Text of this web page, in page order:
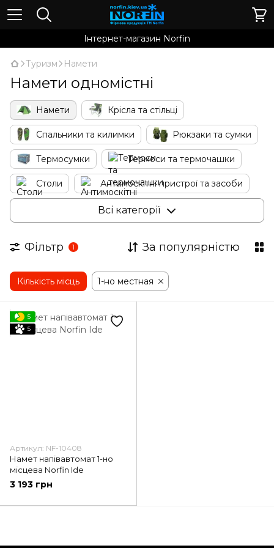
Інтернет-магазин Norfin
Туризм Намети
Намети одномістні
Намети Крісла та стільці
Спальники та килимки Рюкзаки та сумки
Термосумки Термоси та термочашки
Столи Антимоскітні пристрої та засоби
Розкладачки та ліжка
Набори для пікніка Аксесуари
Всі категорії
Фільтр 1 За популярністю
Кількість місць 1-но местная
5
5
Артикул: NF-10408
Намет напівавтомат 1-но
місцева Norfin Ide
3 193 грн